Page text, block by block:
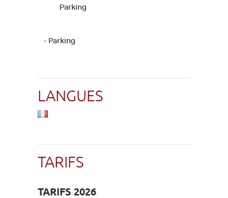
Parking
- Parking
LANGUES
TARIFS
TARIFS 2026